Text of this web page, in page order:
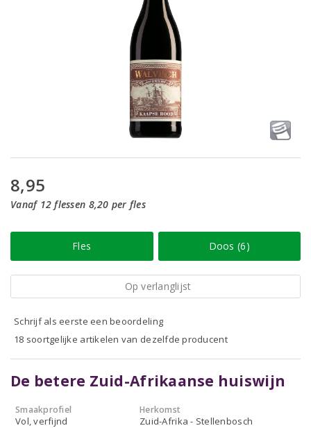
8,95
Vanaf 12 flessen 8,20 per fles
Fles Doos (6)
Op verlanglijst
Schrijf als eerste een beoordeling
18 soortgelijke artikelen van dezelfde producent
De betere Zuid-Afrikaanse huiswijn
Smaakprofiel
Vol, verfijnd
Herkomst
Zuid-Afrika - Stellenbosch